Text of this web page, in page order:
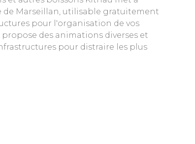
de Marseillan, utilisable gratuitement
pour l'organisation de vos
des animations diverses et
pour distraire les plus